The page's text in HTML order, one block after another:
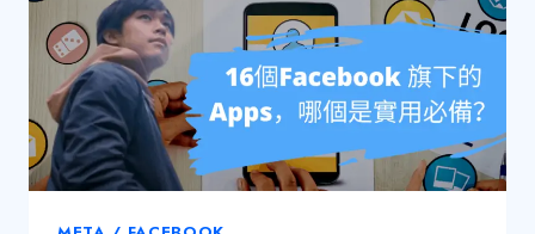
目
標？
11
個
廣
告
目
標